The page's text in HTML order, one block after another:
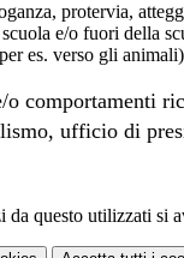
protervia,
e/o fuori della
es. verso gli
o comportamenti
ufficio di
da questo utilizzati si